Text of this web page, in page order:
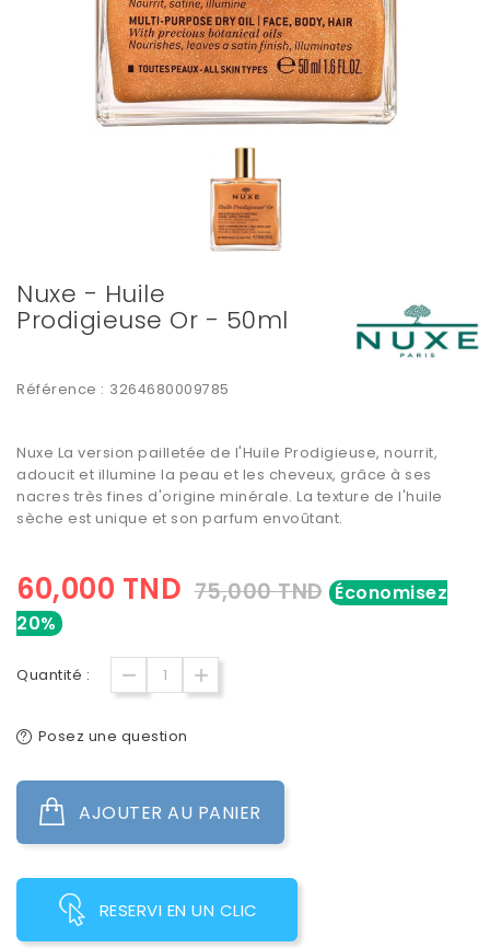
Nuxe - Huile
Prodigieuse Or - 50ml
Référence : 3264680009785
Nuxe La version pailletée de l'Huile Prodigieuse, nourrit,
adoucit et illumine la peau et les cheveux, grâce à ses
nacres très fines d'origine minérale. La texture de l'huile
sèche est unique et son parfum envoûtant.
60,000 TND 75,000 TND Économisez
20%
Quantité :
Posez une question
AJOUTER AU PANIER
RESERVI EN UN CLIC